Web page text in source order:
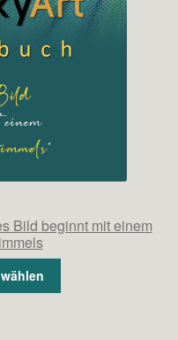
Bild beginnt mit einem